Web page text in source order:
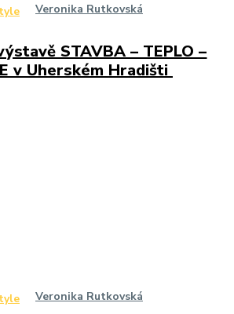
Veronika Rutkovská
STAVBA – TEPLO –
v Uherském Hradišti
Veronika Rutkovská